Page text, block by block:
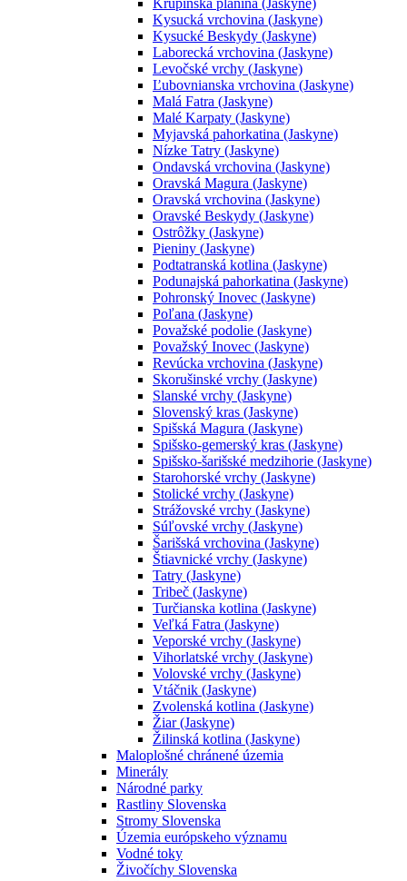
Kysucká vrchovina (Jaskyne)
Kysucké Beskydy (Jaskyne)
Laborecká vrchovina (Jaskyne)
Levočské vrchy (Jaskyne)
Ľubovnianska vrchovina (Jaskyne)
Malá Fatra (Jaskyne)
Malé Karpaty (Jaskyne)
Myjavská pahorkatina (Jaskyne)
Nízke Tatry (Jaskyne)
Ondavská vrchovina (Jaskyne)
Oravská Magura (Jaskyne)
Oravská vrchovina (Jaskyne)
Oravské Beskydy (Jaskyne)
Ostrôžky (Jaskyne)
Pieniny (Jaskyne)
Podtatranská kotlina (Jaskyne)
Podunajská pahorkatina (Jaskyne)
Pohronský Inovec (Jaskyne)
Poľana (Jaskyne)
Považské podolie (Jaskyne)
Považský Inovec (Jaskyne)
Revúcka vrchovina (Jaskyne)
Skorušinské vrchy (Jaskyne)
Slanské vrchy (Jaskyne)
Slovenský kras (Jaskyne)
Spišská Magura (Jaskyne)
Spišsko-gemerský kras (Jaskyne)
Spišsko-šarišské medzihorie (Jaskyne)
Starohorské vrchy (Jaskyne)
Stolické vrchy (Jaskyne)
Strážovské vrchy (Jaskyne)
Súľovské vrchy (Jaskyne)
Šarišská vrchovina (Jaskyne)
Štiavnické vrchy (Jaskyne)
Tatry (Jaskyne)
Tribeč (Jaskyne)
Turčianska kotlina (Jaskyne)
Veľká Fatra (Jaskyne)
Veporské vrchy (Jaskyne)
Vihorlatské vrchy (Jaskyne)
Volovské vrchy (Jaskyne)
Vtáčnik (Jaskyne)
Zvolenská kotlina (Jaskyne)
Žiar (Jaskyne)
Žilinská kotlina (Jaskyne)
Maloplošné chránené územia
Minerály
Národné parky
Rastliny Slovenska
Stromy Slovenska
Územia európskeho významu
Vodné toky
Živočíchy Slovenska